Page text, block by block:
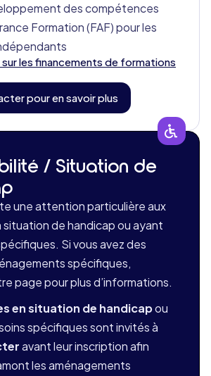
des compétences
Formation (FAF) pour les
sur les financements de formations
pour en savoir plus
/ Situation de
une attention particulière aux
situation de handicap ou ayant
Si vous avez des
spécifiques,
page pour plus d’informations.
en situation de handicapou
spécifiques sont invités à
avant leur inscription afin
les aménagements